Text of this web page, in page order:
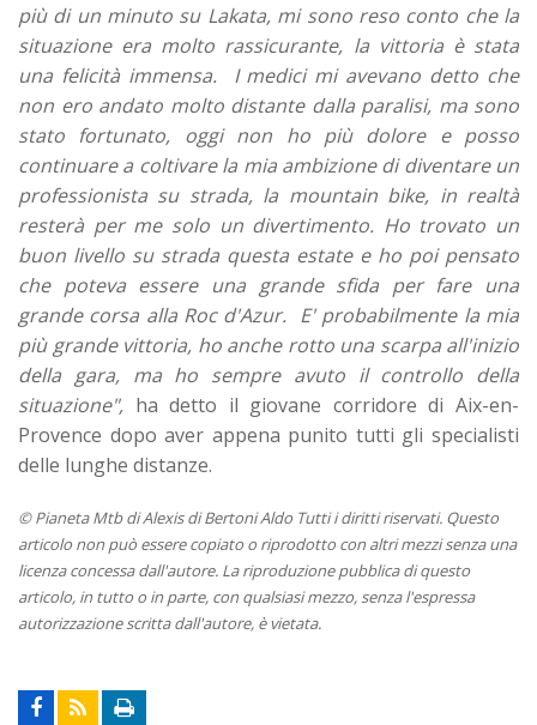
più di un minuto su Lakata, mi sono reso conto che la
situazione era molto rassicurante, la vittoria è stata
una felicità immensa. I medici mi avevano detto che
non ero andato molto distante dalla paralisi, ma sono
stato fortunato, oggi non ho più dolore e posso
continuare a coltivare la mia ambizione di diventare un
professionista su strada, la mountain bike, in realtà
resterà per me solo un divertimento. Ho trovato un
buon livello su strada questa estate e ho poi pensato
che poteva essere una grande sfida per fare una
grande corsa alla Roc d'Azur. E' probabilmente la mia
più grande vittoria, ho anche rotto una scarpa all'inizio
della gara, ma ho sempre avuto il controllo della
situazione", ha detto il giovane corridore di Aix-en-
Provence dopo aver appena punito tutti gli specialisti
delle lunghe distanze.
© Pianeta Mtb di Alexis di Bertoni Aldo Tutti i diritti riservati. Questo
articolo non può essere copiato o riprodotto con altri mezzi senza una
licenza concessa dall'autore. La riproduzione pubblica di questo
articolo, in tutto o in parte, con qualsiasi mezzo, senza l'espressa
autorizzazione scritta dall'autore, è vietata.